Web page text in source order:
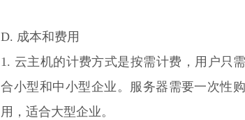
D. 成本和费用
1. 云主机的计费方式是按需计费，用户只
合小型和中小型企业。服务器需要一次性
用，适合大型企业。